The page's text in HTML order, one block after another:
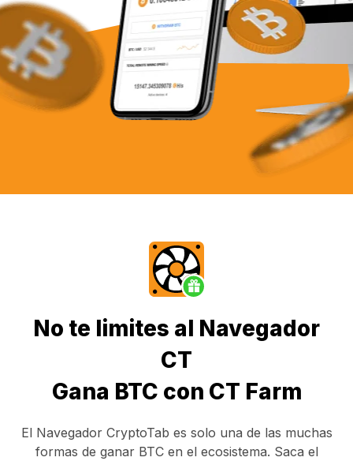
No te limites al Navegador
CT
Gana BTC con CT Farm
El Navegador CryptoTab es solo una de las muchas
formas de ganar BTC en el ecosistema. Saca el